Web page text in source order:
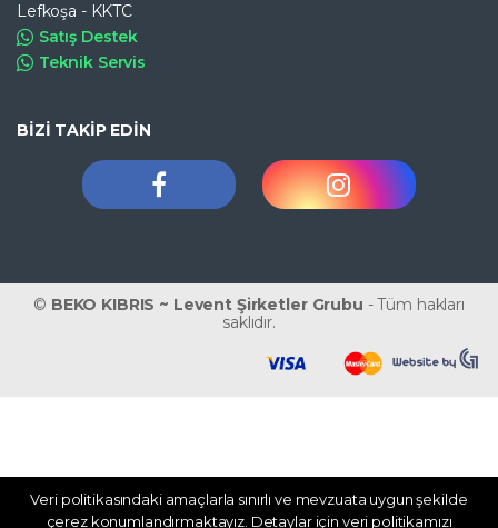
Lefkoşa - KKTC
Satış Destek
Teknik Servis
BİZİ TAKİP EDİN
© BEKO KIBRIS ~ Levent Şirketler Grubu - Tüm hakları
saklıdır.
Veri politikasındaki amaçlarla sınırlı ve mevzuata uygun şekilde
çerez konumlandırmaktayız. Detaylar için veri politikamızı
WhatsApp